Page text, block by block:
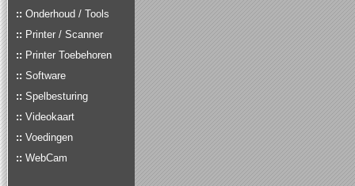
:: Onderhoud / Tools
:: Printer / Scanner
:: Printer Toebehoren
:: Software
:: Spelbesturing
:: Videokaart
:: Voedingen
:: WebCam